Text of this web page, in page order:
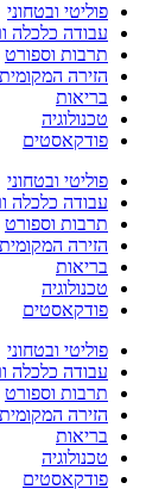
פוליטי ובטחוני
עבודה כלכלה
תרבות וספורט
הזירה המקומית
בריאות
טכנולוגיה
פודקאסטים
פוליטי ובטחוני
עבודה כלכלה
תרבות וספורט
הזירה המקומית
בריאות
טכנולוגיה
פודקאסטים
פוליטי ובטחוני
עבודה כלכלה
תרבות וספורט
הזירה המקומית
בריאות
טכנולוגיה
פודקאסטים